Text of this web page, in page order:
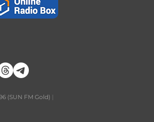
(SUN FM Gold) |